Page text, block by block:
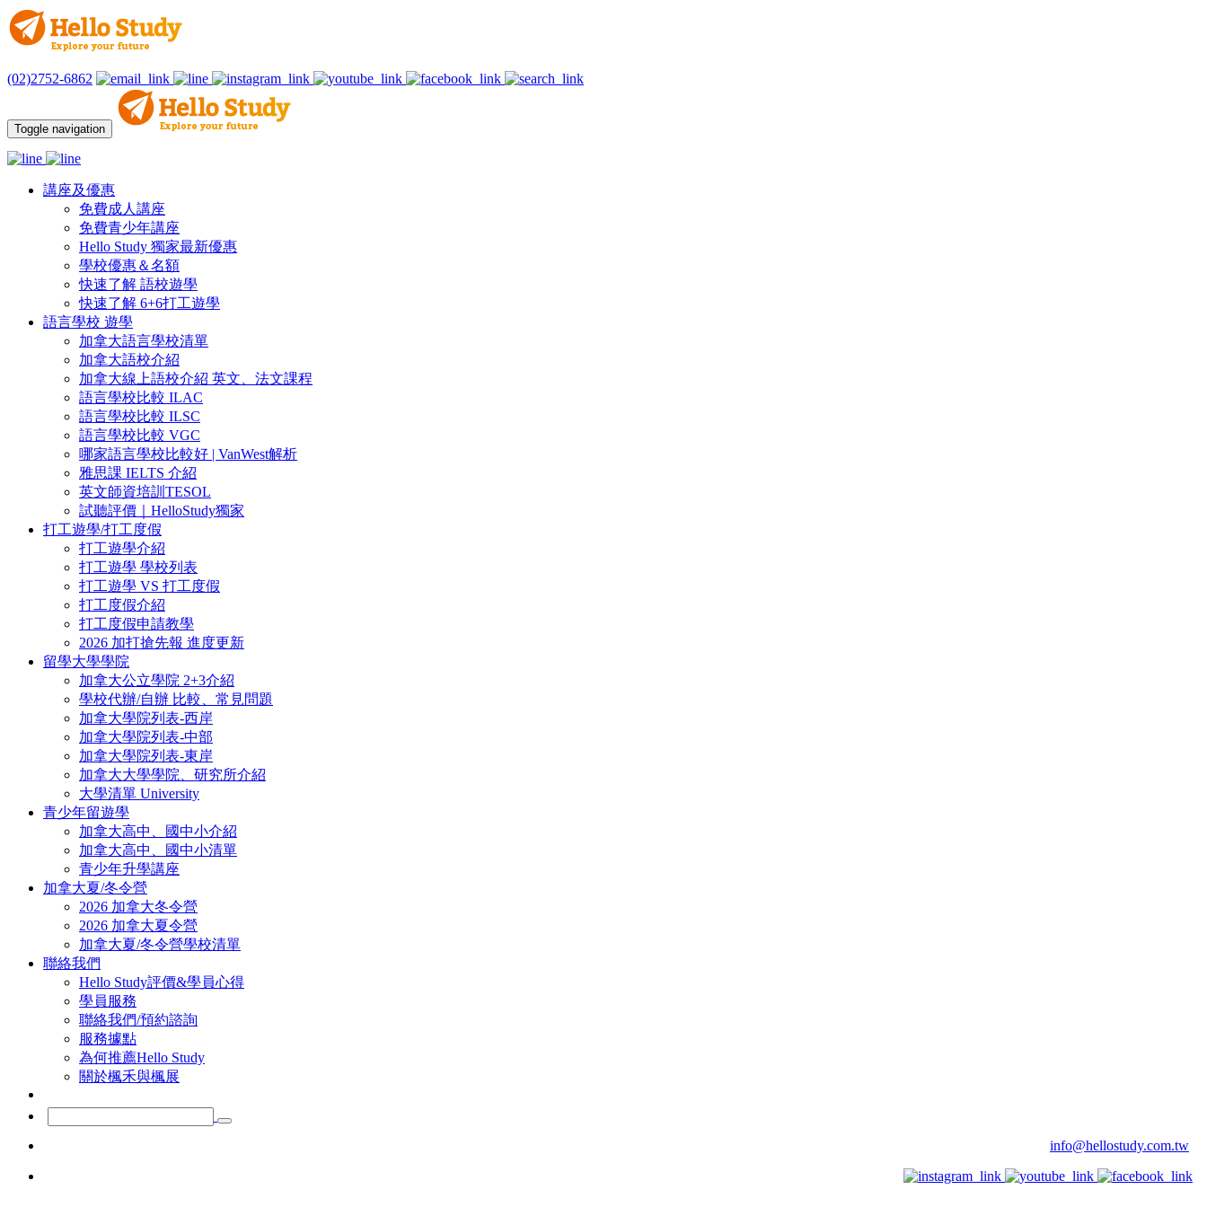
(02)2752-6862
Toggle navigation
講座及優惠
免費成人講座
免費青少年講座
Hello Study 獨家最新優惠
學校優惠＆名額
快速了解 語校遊學
快速了解 6+6打工遊學
語言學校 遊學
加拿大語言學校清單
加拿大語校介紹
加拿大線上語校介紹 英文、法文課程
語言學校比較 ILAC
語言學校比較 ILSC
語言學校比較 VGC
哪家語言學校比較好 | VanWest解析
雅思課 IELTS 介紹
英文師資培訓TESOL
試聽評價｜HelloStudy獨家
打工遊學/打工度假
打工遊學介紹
打工遊學 學校列表
打工遊學 VS 打工度假
打工度假介紹
打工度假申請教學
2026 加打搶先報 進度更新
留學大學學院
加拿大公立學院 2+3介紹
學校代辦/自辦 比較、常見問題
加拿大學院列表-西岸
加拿大學院列表-中部
加拿大學院列表-東岸
加拿大大學學院、研究所介紹
大學清單 University
青少年留遊學
加拿大高中、國中小介紹
加拿大高中、國中小清單
青少年升學講座
加拿大夏/冬令營
2026 加拿大冬令營
2026 加拿大夏令營
加拿大夏/冬令營學校清單
聯絡我們
Hello Study評價&學員心得
學員服務
聯絡我們/預約諮詢
服務據點
為何推薦Hello Study
關於楓禾與楓展
info@hellostudy.com.tw